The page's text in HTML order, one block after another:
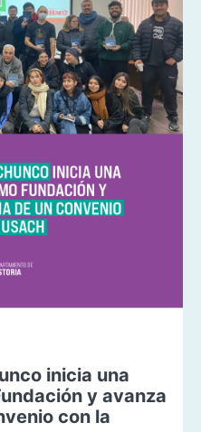
inicia una
y avanza
con la